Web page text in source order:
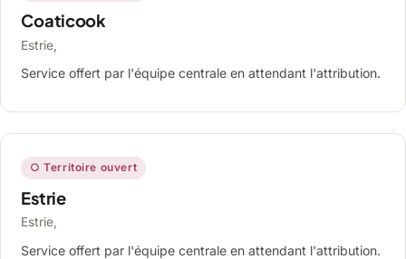
Coaticook
Estrie,
Service offert par l'équipe centrale en attendant l'attribution.
○ Territoire ouvert
Estrie
Estrie,
Service offert par l'équipe centrale en attendant l'attribution.